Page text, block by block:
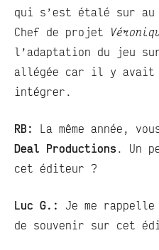
qui s’est étalé sur au
Chef de projet
l’adaptation du jeu
allégée car il y avait
intégrer.
RB: La même année,
Deal Productions . Un
cet éditeur ?
Luc G.: Je me
de souvenir sur cet